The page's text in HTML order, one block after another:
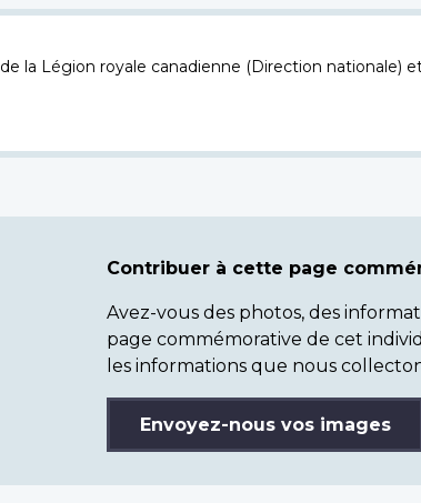
la Légion royale canadienne (Direction nationale)
Contribuer à cette page
Avez-vous des photos, des
page commémorative de cet
les informations que nous
Envoyez-nous vos images